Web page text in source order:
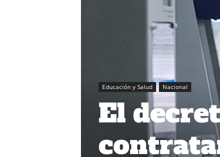
Educación y Salud Nacional
El